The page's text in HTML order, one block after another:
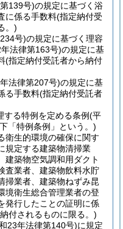
139号)の規定に基づく浴
に係る手数料(指定納付受
。)
号)の規定に基づく理容
法律第163号)の規定に基
(指定納付受託者から納付
法律第207号)の規定に基
る手数料(指定納付受託者
する特例を定める条例(平
「特例条例」という。)
衛生的環境の確保に関す
規定する建築物清掃業
建築物空気調和用ダクト
査業者、建築物飲料水貯
掃業者、建築物ねずみ昆
境衛生総合管理業者の登
発行したことの証明に係
付されるものに限る。)
23年法律第140号)に規定